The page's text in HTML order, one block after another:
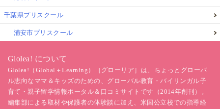
千葉県プリスクール
浦安市プリスクール
Glolea! について
Glolea!（Global＋Learning）［グローリア］は、ちょっとグローバ
ル志向なママ＆キッズのための、グローバル教育・バイリンガル子
育て・親子留学情報ポータル＆口コミサイトです（2014年創刊）。
編集部による取材や保護者の体験談に加え、米国公立校での指導経